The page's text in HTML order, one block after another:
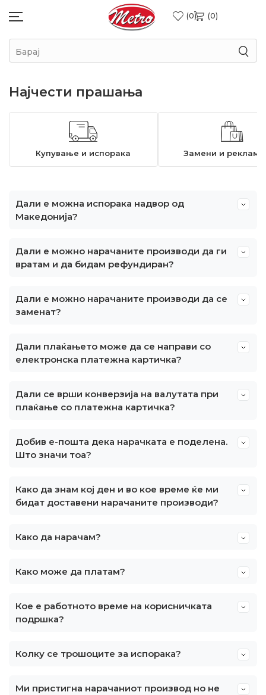
0 0
Барај
Најчести прашања
Купување и испорака Замени и
Дали е можна испорака надвор од
Македонија?
Дали е можно нарачаните производи да ги
вратам и да бидам рефундиран?
Дали е можно нарачаните производи да се
заменат?
Дали плаќањето може да се направи со
електронска платежна картичка?
Дали се врши конверзија на валутата при
плаќање со платежна картичка?
Добив е-пошта дека нарачката е поделена.
Што значи тоа?
Како да знам кој ден и во кое време ќе ми
бидат доставени нарачаните производи?
Како да нарачам?
Како може да платам?
Кое е работното време на корисничката
подршка?
Колку се трошоците за испорака?
Ми пристигна нарачаниот производ но не